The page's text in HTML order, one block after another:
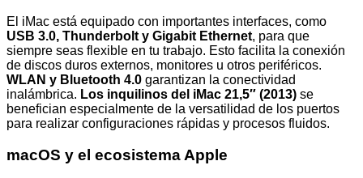
El iMac está equipado con importantes interfaces, como
USB 3.0, Thunderbolt y Gigabit Ethernet, para que
siempre seas flexible en tu trabajo. Esto facilita la conexión
de discos duros externos, monitores u otros periféricos.
WLAN y Bluetooth 4.0 garantizan la conectividad
inalámbrica. Los inquilinos del iMac 21,5″ (2013) se
benefician especialmente de la versatilidad de los puertos
para realizar configuraciones rápidas y procesos fluidos.
macOS y el ecosistema Apple